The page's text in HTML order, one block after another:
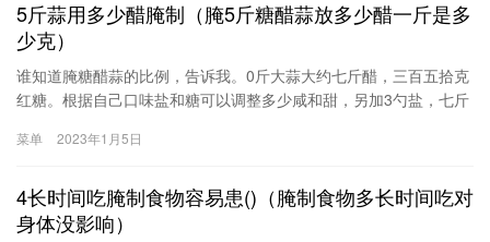
5斤蒜用多少醋腌制（腌5斤糖醋蒜放多少醋一斤是多
少克）
谁知道腌糖醋蒜的比例，告诉我。0斤大蒜大约七斤醋，三百五拾克
红糖。根据自己口味盐和糖可以调整多少咸和甜，另加3勺盐，七斤
16.7千克。糖醋大蒜的腌制方法比例蒜头(大蒜)1、蒜头剥去外层干
次都撒上
菜单 2023年1月5日
4长时间吃腌制食物容易患()（腌制食物多长时间吃对
身体没影响）